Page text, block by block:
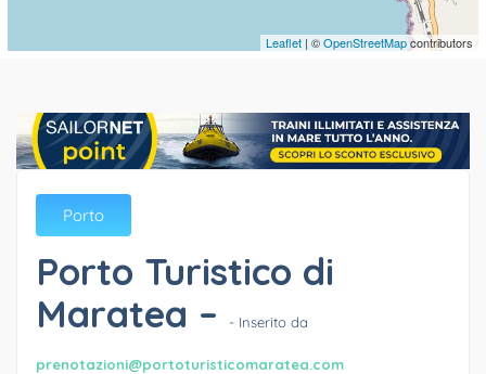
Leaflet | ©OpenStreetMapcontributors
Porto
Porto Turistico di
Maratea –
- Inserito da
prenotazioni@portoturisticomaratea.com